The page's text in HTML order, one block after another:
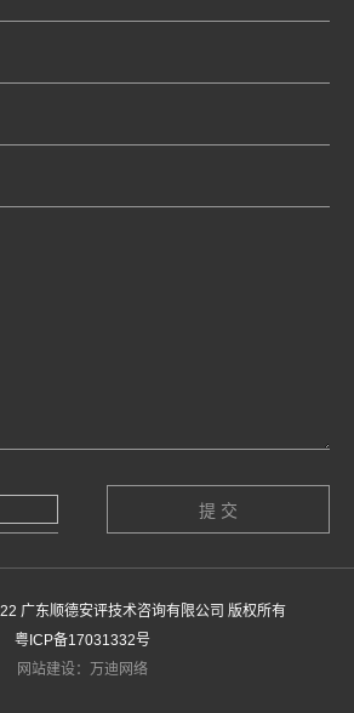
广东顺德安评技术咨询有限公司 版权所有
粤ICP备17031332号
网站建设：万迪网络